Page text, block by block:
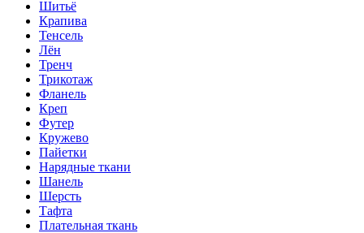
Шитьё
Крапива
Тенсель
Лён
Тренч
Трикотаж
Фланель
Креп
Футер
Кружево
Пайетки
Нарядные ткани
Шанель
Шерсть
Тафта
Плательная ткань